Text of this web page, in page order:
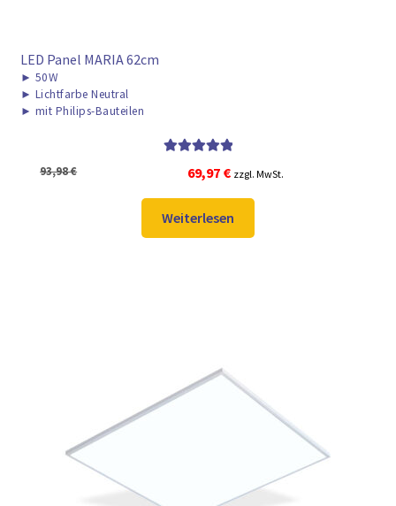
LED Panel MARIA 62cm
► 50W
► Lichtfarbe Neutral
► mit Philips-Bauteilen
von 5
93,98€
Ursprünglicher
Preis
war:
93,98 €
69,97 €Aktueller
Preis
ist:
69,97 €.
zzgl. MwSt.
Weiterlesen